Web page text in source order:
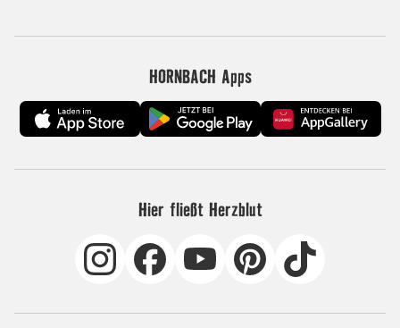
HORNBACH Apps
Hier fließt Herzblut